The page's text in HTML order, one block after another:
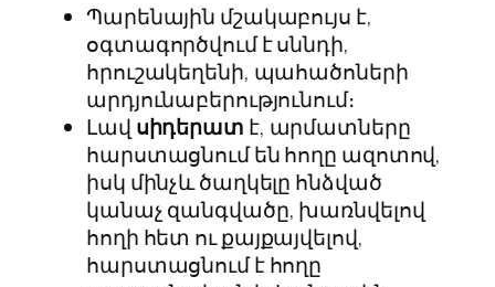
Պարենային մշակաբույս է,
օգտագործվում է սննդի,
հրուշակեղենի, պահածոների
արդյունաբերությունում։
Լավ սիդերատ է, արմատները
հարստացնում են հողը ազոտով,
իսկ մինչև ծաղկելը հնձված
կանաչ զանգվածը, խառնվելով
հողի հետ ու քայքայվելով,
հարստացնում է հողը